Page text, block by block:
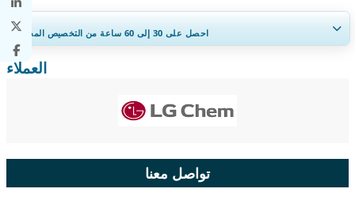
احصل على 30 إلى 60 ساعةمن التخصيص المجاني
توسيع التغطية الإقليمية والدولية، تحليل القطاعات، ملفات الشركات، المعيارية
خصص الآن
العملاء
تواصل معنا